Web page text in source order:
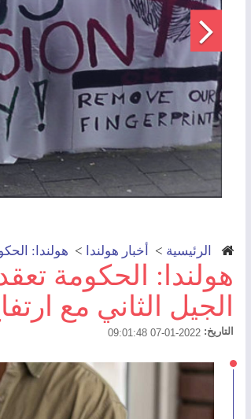
الرئيسية > أخبار هولندا > هولندا:
هولندا: الحكومة
الجيل الثاني مع
التاريخ: